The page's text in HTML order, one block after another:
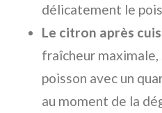
délicatement le
Le citron après
fraîcheur
poisson avec un
au moment de la